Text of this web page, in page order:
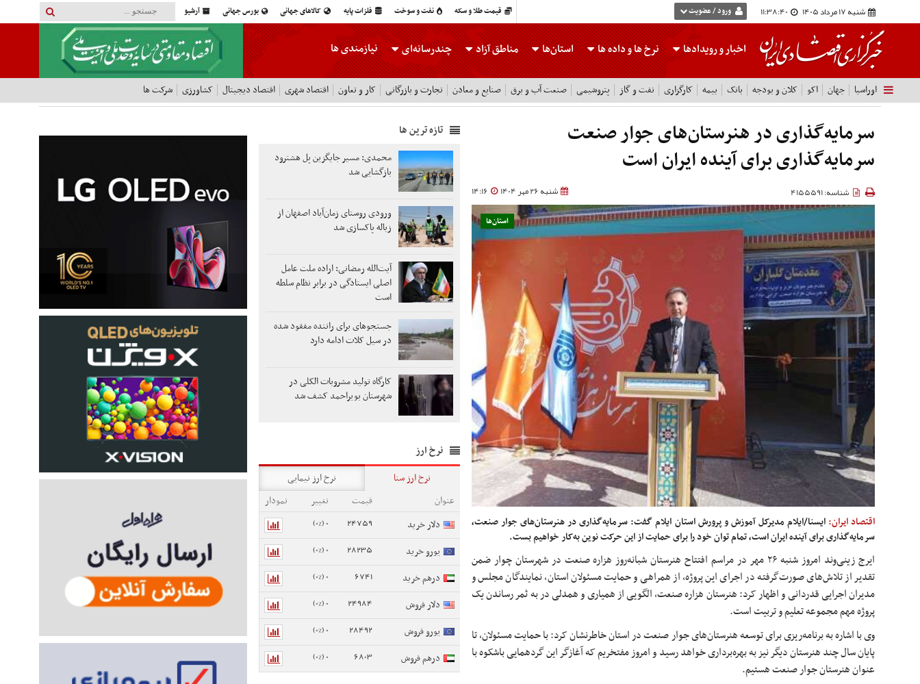
قیمت طلا و سکه نفت و سوخت فلزات پایه کالاهای جهانی بورس جهانی آرشیو شنبه 17 مرداد 1405 11:38:41 ورود / عضویت
اخبار و رویدادها نرخ هاو داده ها استان‌ها مناطق آزاد چندرسانه‌ای نیازمندی ها
اوراسیا جهان اکو کلان و بودجه بانک بیمه کارگزاری نفت و گاز پتروشیمی صنعت آب و برق صنایع و معادن تجارت و بازرگانی کار و تعاون اقتصاد شهری اقتصاد دیجیتال کشاورزی شرکت ها
سرمایه‌گذاری در هنرستان‌های جوار صنعت‌
سرمایه‌گذاری برای آینده ایران است
شنبه 26 مهر 1404 14:16 شناسه: 4155591
استان‌ها
اقتصاد ایران: ایسنا/ایلام مدیرکل آموزش و پرورش استان ایلام گفت: سرمایه‌گذاری در هنرستان‌های جوار صنعت،
سرمایه‌گذاری برای آینده ایران است، تمام توان خود را برای حمایت از این حرکت نوین به‌کار خواهیم بست.
ایرج زینی‌وند امروز شنبه ۲۶ مهر در مراسم افتتاح هنرستان شبانه‌روز هزاره صنعت در شهرستان چوار ضمن
تقدیر از تلاش‌های صورت‌گرفته در اجرای این پروژه، از همراهی و حمایت مسئولان استان، نمایندگان مجلس و
مدیران اجرایی قدردانی و اظهار کرد: هنرستان هزاره صنعت، الگویی از همیاری و همدلی در به ثمر رساندن یک
پروژه مهم مجموعه تعلیم و تربیت است.
وی با اشاره به برنامه‌ریزی برای توسعه هنرستان‌های جوار صنعت در استان خاطرنشان کرد: با حمایت مسئولان، تا
پایان سال چند هنرستان دیگر نیز به بهره‌برداری خواهد رسید و امروز مفتخریم که آغازگر این گردهمایی باشکوه با
عنوان هنرستان جوار صنعت هستیم.
تازه ترین ها
محمدی: مسیر جایگزین پل هشترود
بازگشایی شد
ورودی روستای زمان‌آباد اصفهان از
زباله پاکسازی شد
آیت‌الله رمضانی: اراده ملت عامل
اصلی ایستادگی در برابر نظام سلطه
است
جستجوهای برای راننده مفقود شده
در سیل کلات ادامه دارد
کارگاه تولید مشروبات الکلی در
شهرستان بویراحمد کشف شد
نرخ ارز
نرخ ارز سنا
نرخ ارز نیمایی
عنوان
قیمت تغییر
نمودار
دلار خرید
24759
0 (0%)
یورو خرید 28235
0 (0%)
درهم خرید 6741
0 (0%)
دلار فروش 24984
0 (0%)
یورو فروش 28492
0 (0%)
درهم فروش 6803
0 (0%)